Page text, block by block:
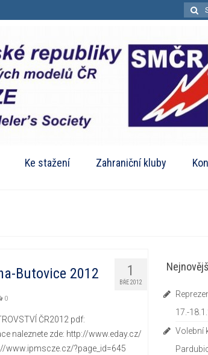
Ke stažení Zahraniční kluby
1
BŘE 2012
Butovice 2012
0
ČR2012 pdf:
naleznete zde: http://www.eday.cz/
www.ipmscze.cz/?page_id=645
17.-
Volební